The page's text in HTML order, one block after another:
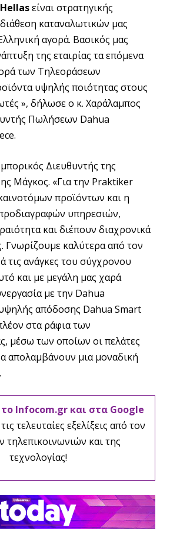
είναι στρατηγικής
καταναλωτικών μας
αγορά. Βασικός μας
της εταιρίας τα επόμενα
των Τηλεοράσεων
υψηλής ποιότητας στους
», δήλωσε ο κ. Χαράλαμπος
Πωλήσεων Dahua
Διευθυντής της
Μάγκος. «Για την Praktiker
προϊόντων και η
υπηρεσιών,
και διέπουν διαχρονικά
Γνωρίζουμε καλύτερα από τον
τις ανάγκες του σύγχρονου
και με μεγάλη μας χαρά
με την Dahua
απόδοσης Dahua Smart
στα ράφια των
μέσω των οποίων οι πελάτες
απολαμβάνουν μια μοναδική
Infocom.gr και στα Google
τελευταίες εξελίξεις από τον
τηλεπικοινωνιών και της
τεχνολογίας!